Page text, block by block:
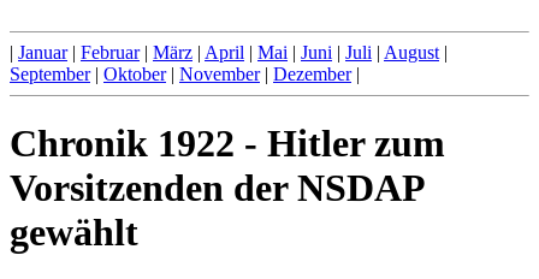
| Januar| Februar| März | April | Mai | Juni | Juli | August |
September| Oktober| November| Dezember|
Chronik 1922 - Hitler zum
Vorsitzenden der NSDAP
gewählt